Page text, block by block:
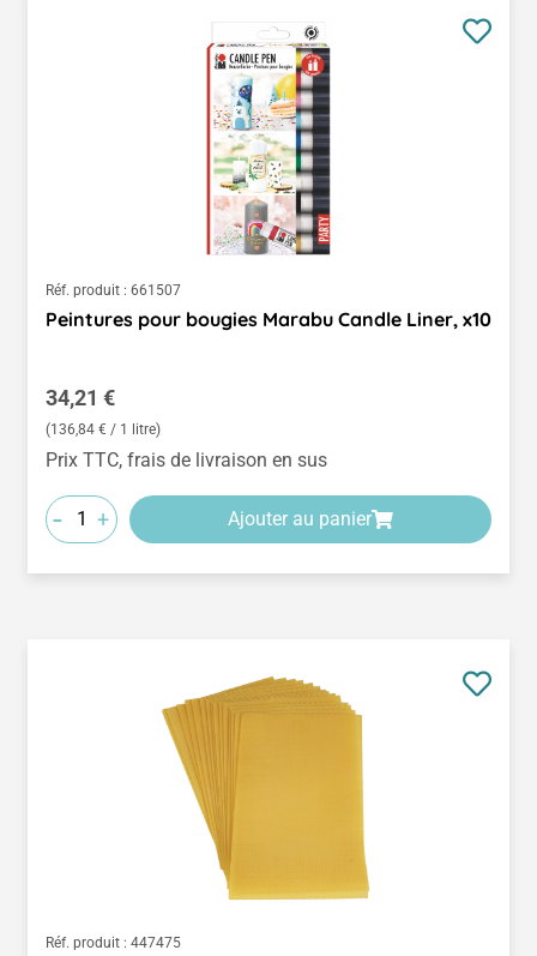
Réf. produit : 661507
Peintures pour bougies Marabu Candle Liner, x10
Prix régulier :
34,21 €
(136,84 € / 1 litre)
Prix TTC, frais de livraison en sus
- + Ajouter au panier
Réf. produit : 447475